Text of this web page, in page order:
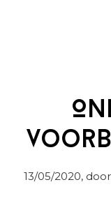
13/05/2020,